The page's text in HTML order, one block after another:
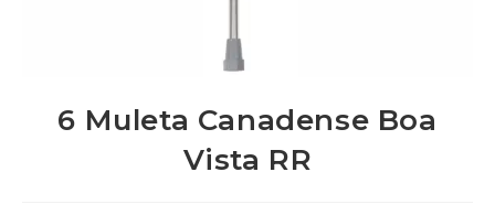
6 Muleta Canadense Boa
Vista RR